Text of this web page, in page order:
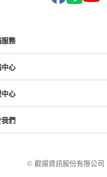
服務
Vital NetZero
Vital Finance
Vital OD
中心
成功案例
中心
解決方案
我們
使用條款© 叡揚資訊股份有限公司